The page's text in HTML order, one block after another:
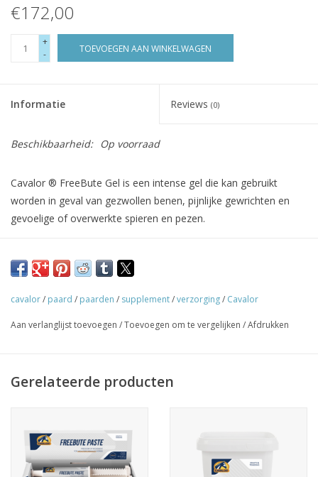
€172,00
+
-
TOEVOEGEN AAN WINKELWAGEN
Informatie Reviews (0)
Beschikbaarheid: Op voorraad
Cavalor ® FreeBute Gel is een intense gel die kan gebruikt
worden in geval van gezwollen benen, pijnlijke gewrichten en
gevoelige of overwerkte spieren en pezen.
Een ontsteking, geen lachertje
Een ontsteking is een normale reactie van het lichaam op
trauma, verrekking of overbelasting).
bloedlichaampjes naar die plek gestuurd om ziekteverwekkers
Een ontsteking kan waargenomen worden doordat de huid op
die plaats rood wordt en warm aanvoelt. Bovendien gaat een
ontsteking ook gepaard met zwellingen en pijn.
cavalor/ paard / paarden / supplement/verzorging/ Cavalor
Aan verlanglijst toevoegen /Toevoegen om te vergelijken /Afdrukken
Gerelateerde producten